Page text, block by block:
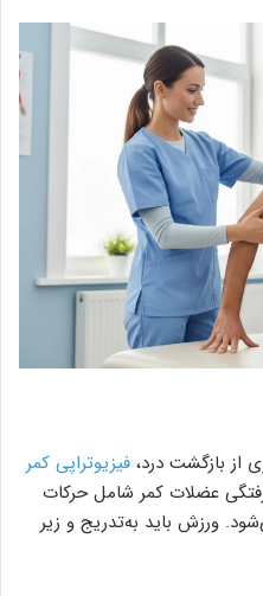
از بازگشت درد، فیزیوتراپی کمر
عضلات کمر شامل حرکات
ورزش باید به‌تدریج و زیر